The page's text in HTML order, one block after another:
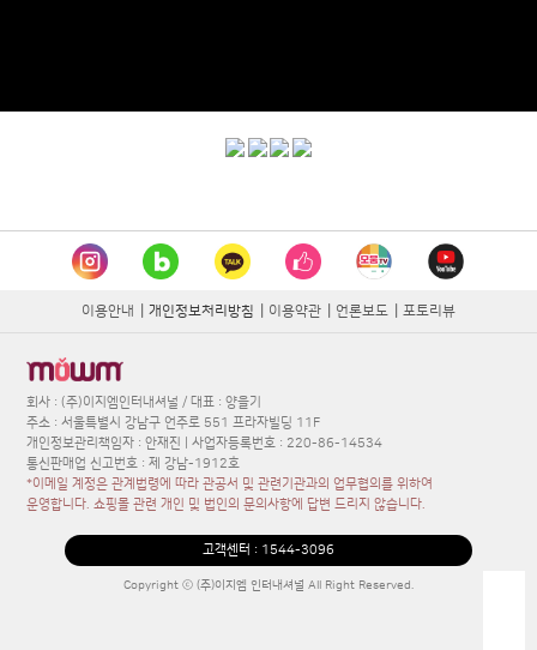
이용안내 개인정보처리방침 이용약관 언론보도 포토리뷰
회사 : (주)이지엠인터내셔널 / 대표 : 양을기
주소 : 서울특별시 강남구 언주로 551 프라자빌딩 11F
개인정보관리책임자 : 안재진 | 사업자등록번호 : 220-86-14534
통신판매업 신고번호 : 제 강남-1912호
*이메일 계정은 관계법령에 따라 관공서 및 관련기관과의 업무협의를 위하여
운영합니다. 쇼핑몰 관련 개인 및 법인의 문의사항에 답변 드리지 않습니다.
고객센터 : 1544-3096
Copyright ⓒ (주)이지엠 인터내셔널 All Right Reserved.